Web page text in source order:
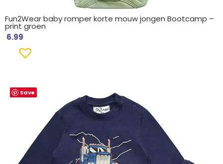
Fun2Wear baby romper korte mouw jongen Bootcamp –
print groen
6.99
Save